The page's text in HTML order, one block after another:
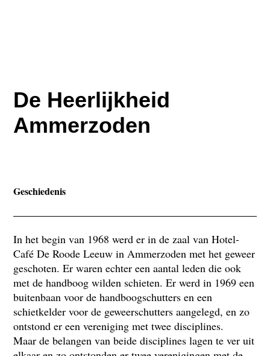
De Heerlijkheid
Ammerzoden
Geschiedenis
In het begin van 1968 werd er in de zaal van Hotel-
Café De Roode Leeuw in Ammerzoden met het geweer
geschoten. Er waren echter een aantal leden die ook
met de handboog wilden schieten. Er werd in 1969 een
buitenbaan voor de handboogschutters en een
schietkelder voor de geweerschutters aangelegd, en zo
ontstond er een vereniging met twee disciplines.
Maar de belangen van beide disciplines lagen te ver uit